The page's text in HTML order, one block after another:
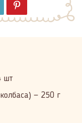
шт
— 250 г